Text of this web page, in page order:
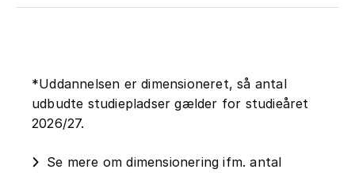
*Uddannelsen er dimensioneret, så antal
udbudte studiepladser gælder for studieåret
2026/27.
Se mere om dimensionering ifm. antal